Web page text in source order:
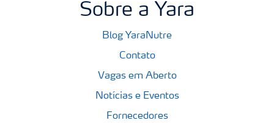
Sobre a Yara
Blog YaraNutre
Contato
Vagas em Aberto
Notícias e Eventos
Fornecedores